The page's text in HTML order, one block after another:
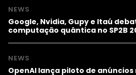
NEWS
Google, Nvidia, Gupy e Itaú
computação quântica no SP2B
NEWS
OpenAI lança piloto de anúncios